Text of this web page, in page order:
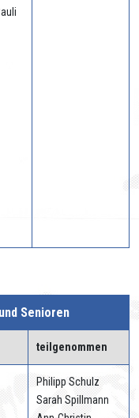
Senioren
teilgenommen
Philipp Schulz
Sarah Spillmann